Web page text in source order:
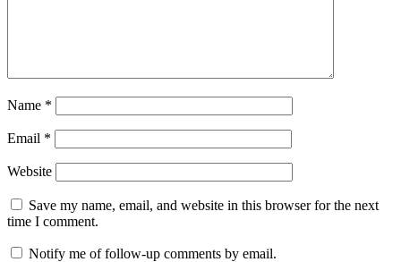
Name *
Email *
Website
Save my name, email, and website in this browser for the next
time I comment.
Notify me of follow-up comments by email.